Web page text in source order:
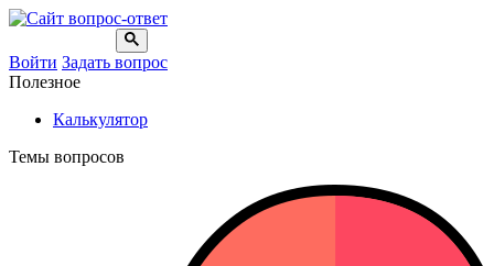
Войти Задать вопрос
Полезное
Калькулятор
Темы вопросов